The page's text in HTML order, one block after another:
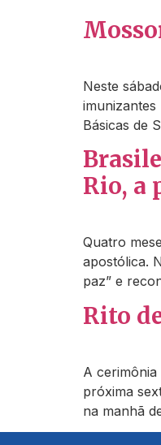
Neste
Básicas de
Rio, a
Quatro
apostólica.
paz” e
Rito
A
próxima
na manhã